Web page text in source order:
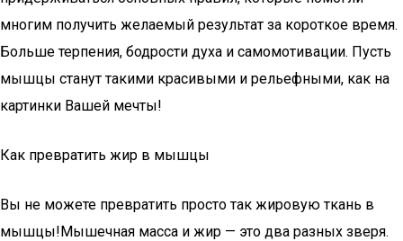
многим получить желаемый результат за короткое время.
Больше терпения, бодрости духа и самомотивации. Пусть
мышцы станут такими красивыми и рельефными, как на
картинки Вашей мечты!
Как превратить жир в мышцы
Вы не можете превратить просто так жировую ткань в
мышцы!Мышечная масса и жир — это два разных зверя.